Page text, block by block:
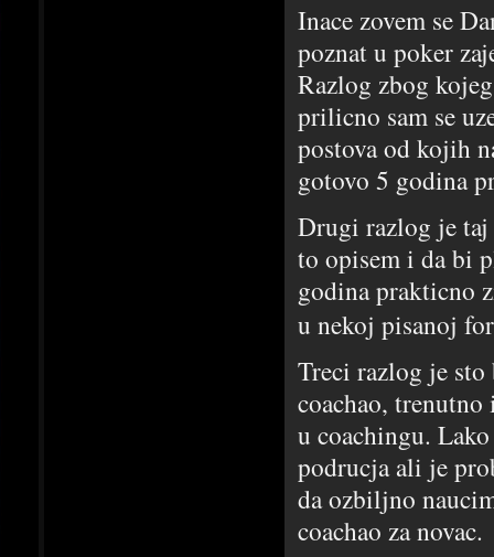
Inace zovem se
poznat u poker
Razlog zbog
prilicno sam se
postova od kojih
gotovo 5 godina
Drugi razlog je
to opisem i da bi
godina prakticno
u nekoj pisanoj
Treci razlog je
coachao,
u coachingu.
podrucja ali je
da ozbiljno
coachao za novac.